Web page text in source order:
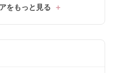
テ」「パリパリの鯛の鱗焼き」
試食いただけます。 ・本番直
をもっと見る